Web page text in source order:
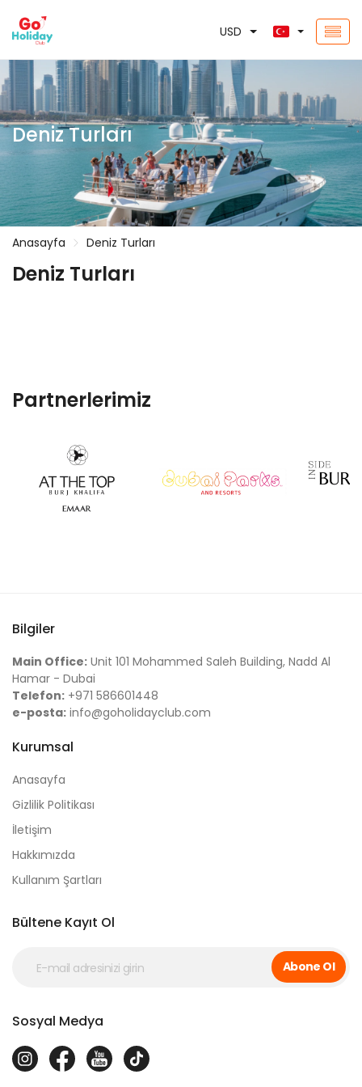
USD
Deniz Turları
Anasayfa Deniz Turları
Deniz Turları
Partnerlerimiz
Bilgiler
Main Office: Unit 101 Mohammed Saleh Building, Nadd Al
Hamar - Dubai
Telefon: +971 586601448
e-posta: info@goholidayclub.com
Kurumsal
Anasayfa
Gizlilik Politikası
İletişim
Hakkımızda
Kullanım Şartları
Bültene Kayıt Ol
Abone Ol
Sosyal Medya